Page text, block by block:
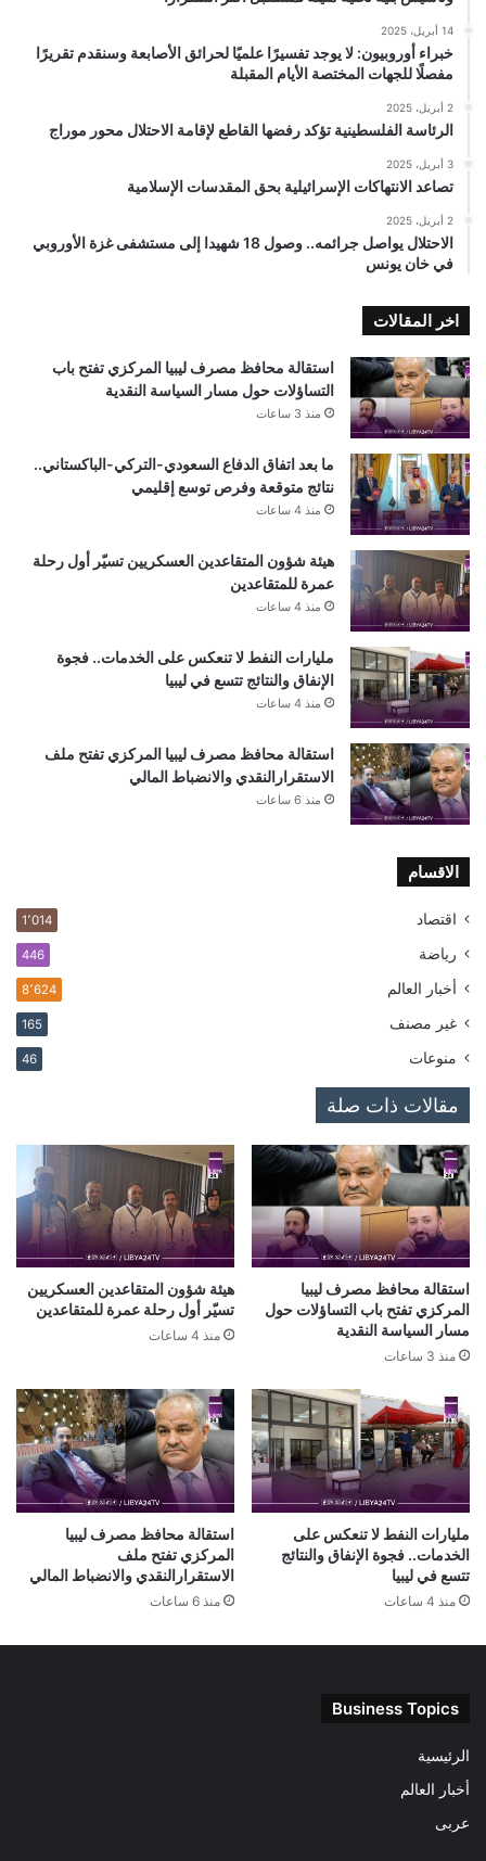
14 أبريل، 2025
خبراء أوروبيون: لا يوجد تفسيرًا علميًا لحرائق الأصابعة وسنقدم تقريرًا
مفصلًا للجهات المختصة الأيام المقبلة
2 أبريل، 2025
الرئاسة الفلسطينية تؤكد رفضها القاطع لإقامة الاحتلال محور موراج
3 أبريل، 2025
تصاعد الانتهاكات الإسرائيلية بحق المقدسات الإسلامية
2 أبريل، 2025
الاحتلال يواصل جرائمه.. وصول 18 شهيدا إلى مستشفى غزة الأوروبي
في خان يونس
اخر المقالات
استقالة محافظ مصرف ليبيا المركزي تفتح باب
التساؤلات حول مسار السياسة النقدية
منذ 3 ساعات
ما بعد اتفاق الدفاع السعودي-التركي-الباكستاني..
نتائج متوقعة وفرص توسع إقليمي
منذ 4 ساعات
هيئة شؤون المتقاعدين العسكريين تسيّر أول رحلة
عمرة للمتقاعدين
منذ 4 ساعات
مليارات النفط لا تنعكس على الخدمات.. فجوة
الإنفاق والنتائج تتسع في ليبيا
منذ 4 ساعات
استقالة محافظ مصرف ليبيا المركزي تفتح ملف
الاستقرارالنقدي والانضباط المالي
منذ 6 ساعات
الاقسام
اقتصاد 1٬014
رياضة 446
أخبار العالم 8٬624
غير مصنف 165
منوعات 46
مقالات ذات صلة
استقالة محافظ مصرف ليبيا
المركزي تفتح باب التساؤلات حول
مسار السياسة النقدية
منذ 3 ساعات
هيئة شؤون المتقاعدين العسكريين
تسيّر أول رحلة عمرة للمتقاعدين
منذ 4 ساعات
مليارات النفط لا تنعكس على
الخدمات.. فجوة الإنفاق والنتائج
تتسع في ليبيا
منذ 4 ساعات
استقالة محافظ مصرف ليبيا
المركزي تفتح ملف
الاستقرارالنقدي والانضباط المالي
منذ 6 ساعات
Business Topics
الرئيسية
أخبار العالم
عربى